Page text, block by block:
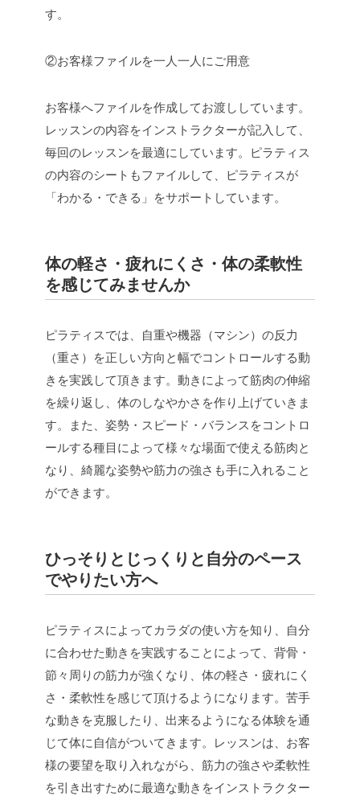
す。
②お客様ファイルを一人一人にご用意
お客様へファイルを作成してお渡ししています。
レッスンの内容をインストラクターが記入して、
毎回のレッスンを最適にしています。ピラティス
の内容のシートもファイルして、ピラティスが
「わかる・できる」をサポートしています。
体の軽さ・疲れにくさ・体の柔軟性
を感じてみませんか
ピラティスでは、自重や機器（マシン）の反力
（重さ）を正しい方向と幅でコントロールする動
きを実践して頂きます。動きによって筋肉の伸縮
を繰り返し、体のしなやかさを作り上げていきま
す。また、姿勢・スピード・バランスをコントロ
ールする種目によって様々な場面で使える筋肉と
なり、綺麗な姿勢や筋力の強さも手に入れること
ができます。
ひっそりとじっくりと自分のペース
でやりたい方へ
ピラティスによってカラダの使い方を知り、自分
に合わせた動きを実践することによって、背骨・
節々周りの筋力が強くなり、体の軽さ・疲れにく
さ・柔軟性を感じて頂けるようになります。苦手
な動きを克服したり、出来るようになる体験を通
じて体に自信がついてきます。レッスンは、お客
様の要望を取り入れながら、筋力の強さや柔軟性
を引き出すために最適な動きをインストラクター